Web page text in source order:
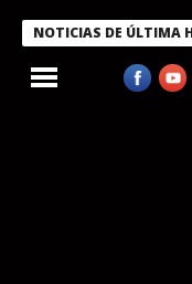
NOTICIAS DE ÚLTIMA
Aeropuerto